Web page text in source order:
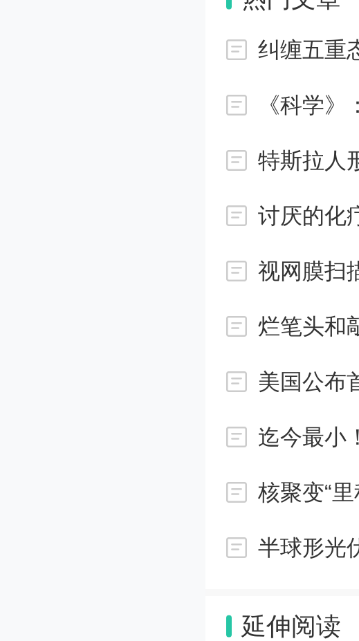
在米氏共振
特定波长的
颗粒的大小
新方法产生
效散射产生
只有
不到0.5克。
他们使用计
反射率很高
纠缠五重
《科学
讨厌的化
视网膜扫
烂笔头和
美国公布
迄今最小
核聚变“
延伸阅读